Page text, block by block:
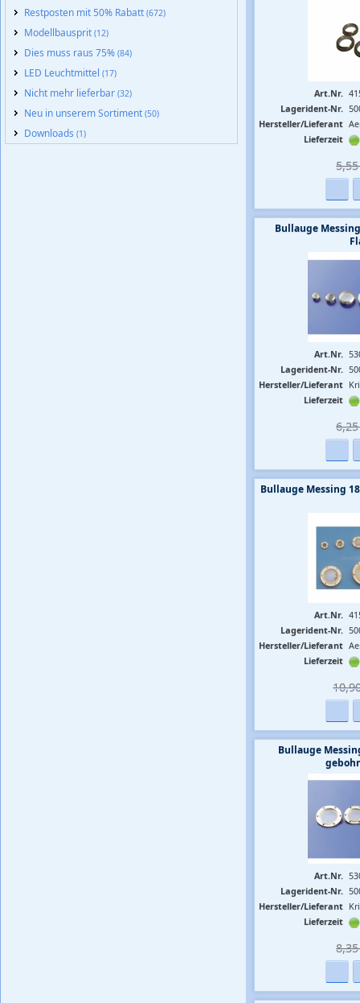
Restposten mit 50% Rabatt (672)
Modellbausprit (12)
Dies muss raus 75% (84)
LED Leuchtmittel (17)
Nicht mehr lieferbar (32)
Neu in unserem Sortiment (50)
Downloads (1)
Art.Nr.
Lagerident-Nr.
Hersteller/Lieferant
Lieferzeit
5,55
Bullauge
Art.Nr.
Lagerident-Nr.
Hersteller/Lieferant
Lieferzeit
6,25
Bullauge Messing
Art.Nr.
Lagerident-Nr.
Hersteller/Lieferant
Lieferzeit
10,90
Bullauge
Art.Nr.
Lagerident-Nr.
Hersteller/Lieferant
Lieferzeit
8,35